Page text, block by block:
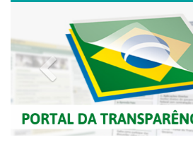
NOTA DE
Publicado em: 9 de junho
Plano Diretor –
Publicado em: 14 de maio